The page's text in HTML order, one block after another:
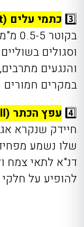
3️⃣ כתמי עלים (Leaf Spot)
וסגולים
והנגעים
במקרים חמורים
4️⃣ עפץ הכתר (Crown Gall)
חיידק שנקרא
שלו נשמע
דנ"א לתאי צמח
להופיע על